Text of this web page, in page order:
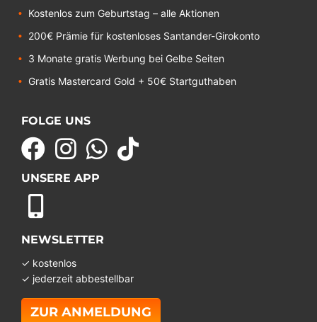
Kostenlos zum Geburtstag – alle Aktionen
200€ Prämie für kostenloses Santander-Girokonto
3 Monate gratis Werbung bei Gelbe Seiten
Gratis Mastercard Gold + 50€ Startguthaben
FOLGE UNS
UNSERE APP
NEWSLETTER
✓ kostenlos
✓ jederzeit abbestellbar
ZUR ANMELDUNG